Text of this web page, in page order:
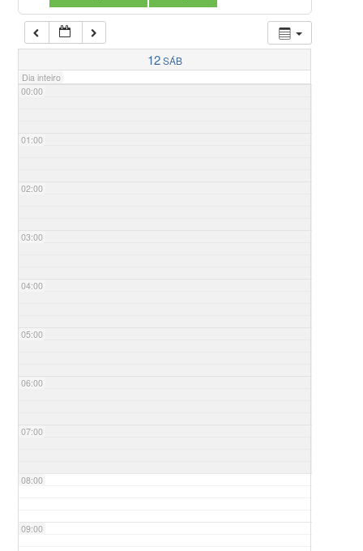
12SÁB
Dia inteiro
00:00
01:00
02:00
03:00
04:00
05:00
06:00
07:00
08:00
09:00